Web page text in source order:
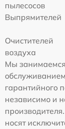
пылесосов
Выпрямителей
Очистителей
воздуха
Мы
гарантийного
независимо и
носят